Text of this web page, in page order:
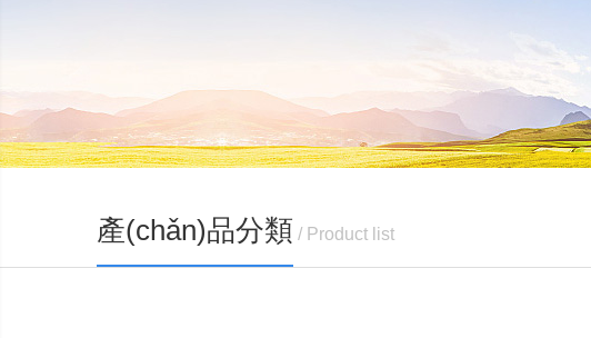
產(chǎn)品分類 / Product list